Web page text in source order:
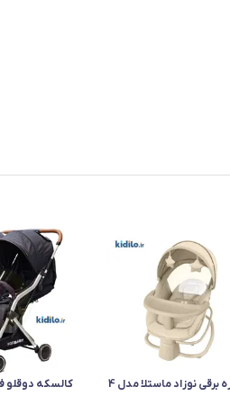
گهواره برقی نوزاد ماستلا مدل 4